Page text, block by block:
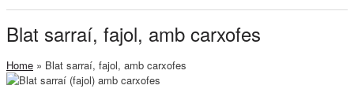
Blat sarraí, fajol, amb carxofes
Home » Blat sarraí, fajol, amb carxofes